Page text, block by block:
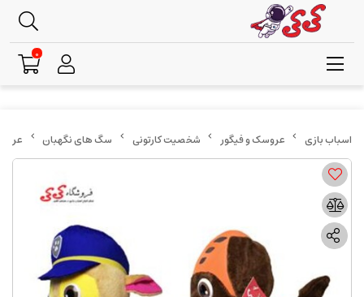
عروسک و فیگور شخصیت کارتونی سگ های نگهبان
0